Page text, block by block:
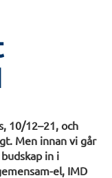
10/12–21, och
Men innan vi går
in i
el, IMD